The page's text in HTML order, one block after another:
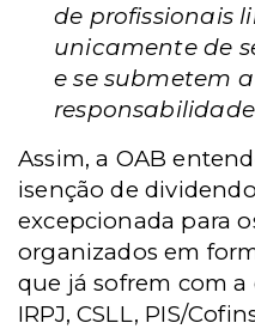
de profissionais
unicamente de
e se submetem
Assim, a OAB
isenção de
excepcionada para
organizados em
que já sofrem com
IRPJ, CSLL, PIS/